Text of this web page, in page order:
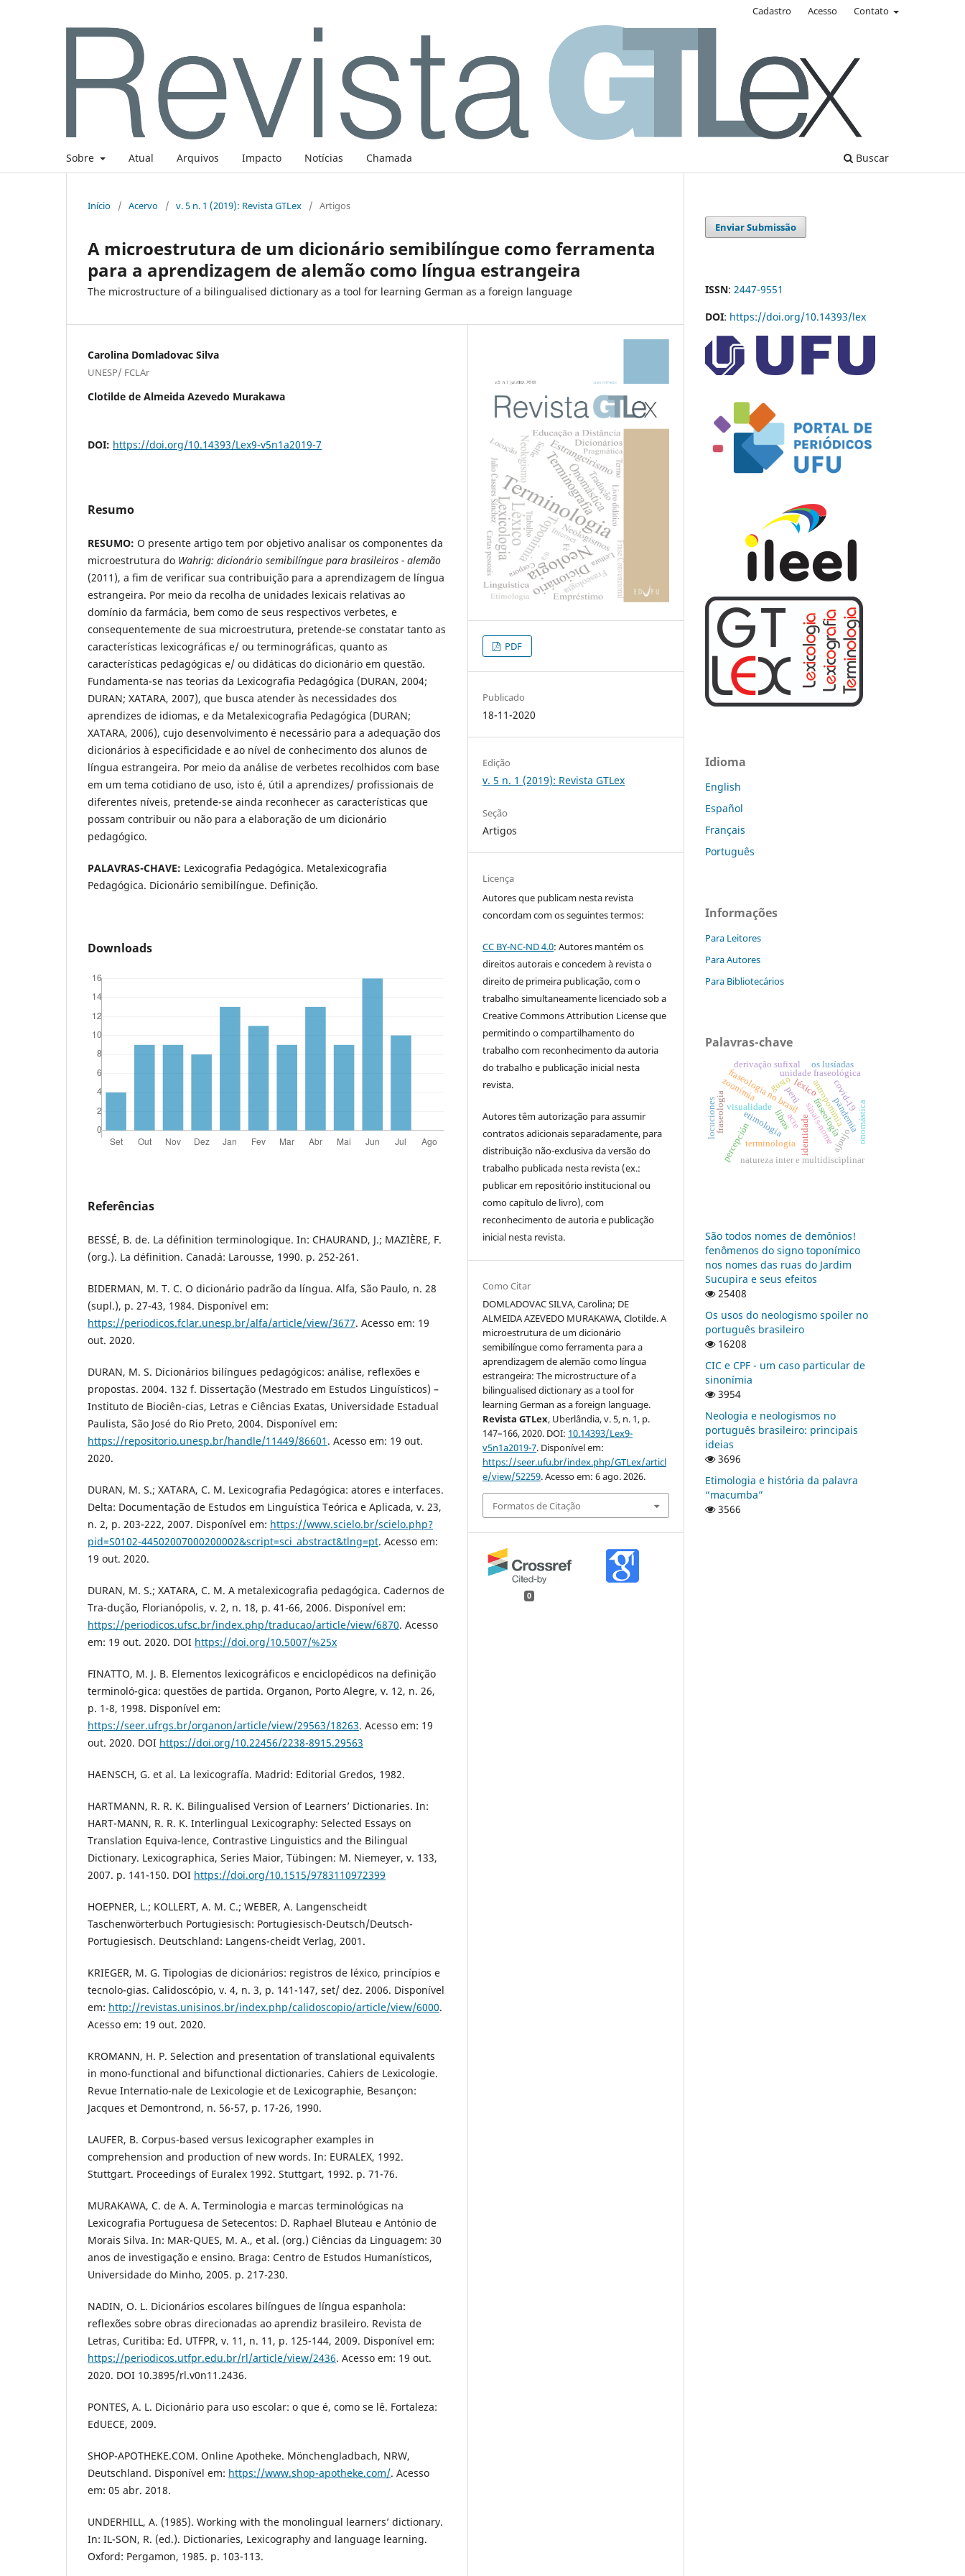
Sobre Atual Arquivos Impacto Notícias Chamada Buscar
Cadastro Acesso Contato
Início / Acervo / v. 5 n. 1 (2019): Revista GTLex / Artigos
A microestrutura de um dicionário semibilíngue como ferramenta
para a aprendizagem de alemão como língua estrangeira
The microstructure of a bilingualised dictionary as a tool for learning German as a foreign language
Carolina Domladovac Silva
UNESP/ FCLAr
Clotilde de Almeida Azevedo Murakawa
DOI: https://doi.org/10.14393/Lex9-v5n1a2019-7
Resumo
RESUMO: O presente artigo tem por objetivo analisar os componentes da
microestrutura do Wahrig: dicionário semibilíngue para brasileiros - alemão
(2011), a fim de verificar sua contribuição para a aprendizagem de língua
estrangeira. Por meio da recolha de unidades lexicais relativas ao
domínio da farmácia, bem como de seus respectivos verbetes, e
consequentemente de sua microestrutura, pretende-se constatar tanto as
características lexicográficas e/ ou terminográficas, quanto as
características pedagógicas e/ ou didáticas do dicionário em questão.
Fundamenta-se nas teorias da Lexicografia Pedagógica (DURAN, 2004;
DURAN; XATARA, 2007), que busca atender às necessidades dos
aprendizes de idiomas, e da Metalexicografia Pedagógica (DURAN;
XATARA, 2006), cujo desenvolvimento é necessário para a adequação dos
dicionários à especificidade e ao nível de conhecimento dos alunos de
língua estrangeira. Por meio da análise de verbetes recolhidos com base
em um tema cotidiano de uso, isto é, útil a aprendizes/ profissionais de
diferentes níveis, pretende-se ainda reconhecer as características que
possam contribuir ou não para a elaboração de um dicionário
pedagógico.
PALAVRAS-CHAVE: Lexicografia Pedagógica. Metalexicografia
Pedagógica. Dicionário semibilíngue. Definição.
Downloads
Referências
BESSÉ, B. de. La définition terminologique. In: CHAURAND, J.; MAZIÈRE, F.
(org.). La définition. Canadá: Larousse, 1990. p. 252-261.
BIDERMAN, M. T. C. O dicionário padrão da língua. Alfa, São Paulo, n. 28
(supl.), p. 27-43, 1984. Disponível em:
https://periodicos.fclar.unesp.br/alfa/article/view/3677. Acesso em: 19
out. 2020.
DURAN, M. S. Dicionários bilíngues pedagógicos: análise, reflexões e
propostas. 2004. 132 f. Dissertação (Mestrado em Estudos Linguísticos) –
Instituto de Biociên-cias, Letras e Ciências Exatas, Universidade Estadual
Paulista, São José do Rio Preto, 2004. Disponível em:
https://repositorio.unesp.br/handle/11449/86601 . Acesso em: 19 out.
2020.
DURAN, M. S.; XATARA, C. M. Lexicografia Pedagógica: atores e interfaces.
Delta: Documentação de Estudos em Linguística Teórica e Aplicada, v. 23,
n. 2, p. 203-222, 2007. Disponível em: https://www.scielo.br/scielo.php?
pid=S0102-44502007000200002&script=sci_abstract&tlng=pt. Acesso em:
19 out. 2020.
DURAN, M. S.; XATARA, C. M. A metalexicografia pedagógica. Cadernos de
Tra-dução, Florianópolis, v. 2, n. 18, p. 41-66, 2006. Disponível em:
https://periodicos.ufsc.br/index.php/traducao/article/view/6870. Acesso
em: 19 out. 2020. DOI https://doi.org/10.5007/%25x
FINATTO, M. J. B. Elementos lexicográficos e enciclopédicos na definição
terminoló-gica: questões de partida. Organon, Porto Alegre, v. 12, n. 26,
p. 1-8, 1998. Disponível em:
https://seer.ufrgs.br/organon/article/view/29563/18263. Acesso em: 19
out. 2020. DOI https://doi.org/10.22456/2238-8915.29563
HAENSCH, G. et al. La lexicografía. Madrid: Editorial Gredos, 1982.
HARTMANN, R. R. K. Bilingualised Version of Learners’ Dictionaries. In:
HART-MANN, R. R. K. Interlingual Lexicography: Selected Essays on
Translation Equiva-lence, Contrastive Linguistics and the Bilingual
Dictionary. Lexicographica, Series Maior, Tübingen: M. Niemeyer, v. 133,
2007. p. 141-150. DOI https://doi.org/10.1515/9783110972399
HOEPNER, L.; KOLLERT, A. M. C.; WEBER, A. Langenscheidt
Taschenwörterbuch Portugiesisch: Portugiesisch-Deutsch/Deutsch-
Portugiesisch. Deutschland: Langens-cheidt Verlag, 2001.
KRIEGER, M. G. Tipologias de dicionários: registros de léxico, princípios e
tecnolo-gias. Calidoscópio, v. 4, n. 3, p. 141-147, set/ dez. 2006. Disponível
em: http://revistas.unisinos.br/index.php/calidoscopio/article/view/6000.
Acesso em: 19 out. 2020.
KROMANN, H. P. Selection and presentation of translational equivalents
in mono-functional and bifunctional dictionaries. Cahiers de Lexicologie.
Revue Internatio-nale de Lexicologie et de Lexicographie, Besançon:
Jacques et Demontrond, n. 56-57, p. 17-26, 1990.
LAUFER, B. Corpus-based versus lexicographer examples in
comprehension and production of new words. In: EURALEX, 1992.
Stuttgart. Proceedings of Euralex 1992. Stuttgart, 1992. p. 71-76.
MURAKAWA, C. de A. A. Terminologia e marcas terminológicas na
Lexicografia Portuguesa de Setecentos: D. Raphael Bluteau e António de
Morais Silva. In: MAR-QUES, M. A., et al. (org.) Ciências da Linguagem: 30
anos de investigação e ensino. Braga: Centro de Estudos Humanísticos,
Universidade do Minho, 2005. p. 217-230.
NADIN, O. L. Dicionários escolares bilíngues de língua espanhola:
reflexões sobre obras direcionadas ao aprendiz brasileiro. Revista de
Letras, Curitiba: Ed. UTFPR, v. 11, n. 11, p. 125-144, 2009. Disponível em:
https://periodicos.utfpr.edu.br/rl/article/view/2436. Acesso em: 19 out.
2020. DOI 10.3895/rl.v0n11.2436.
PONTES, A. L. Dicionário para uso escolar: o que é, como se lê. Fortaleza:
EdUECE, 2009.
SHOP-APOTHEKE.COM. Online Apotheke. Mönchengladbach, NRW,
Deutschland. Disponível em: https://www.shop-apotheke.com/. Acesso
em: 05 abr. 2018.
UNDERHILL, A. (1985). Working with the monolingual learners’ dictionary.
In: IL-SON, R. (ed.). Dictionaries, Lexicography and language learning.
Oxford: Pergamon, 1985. p. 103-113.
PDF
Publicado
18-11-2020
Edição
v. 5 n. 1 (2019): Revista GTLex
Seção
Artigos
Licença
Autores que publicam nesta revista
concordam com os seguintes termos:
CC BY-NC-ND 4.0: Autores mantém os
direitos autorais e concedem à revista o
direito de primeira publicação, com o
trabalho simultaneamente licenciado sob a
Creative Commons Attribution License que
permitindo o compartilhamento do
trabalho com reconhecimento da autoria
do trabalho e publicação inicial nesta
revista.
Autores têm autorização para assumir
contratos adicionais separadamente, para
distribuição não-exclusiva da versão do
trabalho publicada nesta revista (ex.:
publicar em repositório institucional ou
como capítulo de livro), com
reconhecimento de autoria e publicação
inicial nesta revista.
Como Citar
DOMLADOVAC SILVA, Carolina; DE
ALMEIDA AZEVEDO MURAKAWA, Clotilde. A
microestrutura de um dicionário
semibilíngue como ferramenta para a
aprendizagem de alemão como língua
estrangeira: The microstructure of a
bilingualised dictionary as a tool for
learning German as a foreign language.
Revista GTLex, Uberlândia, v. 5, n. 1, p.
147–166, 2020. DOI: 10.14393/Lex9-
v5n1a2019-7. Disponível em:
https://seer.ufu.br/index.php/GTLex/articl
e/view/52259. Acesso em: 6 ago. 2026.
Formatos de Citação
0
Enviar Submissão
ISSN: 2447-9551
DOI: https://doi.org/10.14393/lex
Idioma
English
Español
Français
Português
Informações
Para Leitores
Para Autores
Para Bibliotecários
Palavras-chave
antroponímia
sinais-nome
libras
visualidade
identidade
fraseologia
unidade fraseológica
fraseologia no brasil
natureza inter e multidisciplinar
derivação sufixal
etimologia
terminologia
percepción
fraseología
locuciones
gusto
pandemia
covid-19
ajoujo
léxico
onomástica
zoonímia
acre
os lusíadas
perú
São todos nomes de demônios!
fenômenos do signo toponímico
nos nomes das ruas do Jardim
Sucupira e seus efeitos
25408
Os usos do neologismo spoiler no
português brasileiro
16208
CIC e CPF - um caso particular de
sinonímia
3954
Neologia e neologismos no
português brasileiro: principais
ideias
3696
Etimologia e história da palavra
“macumba”
3566